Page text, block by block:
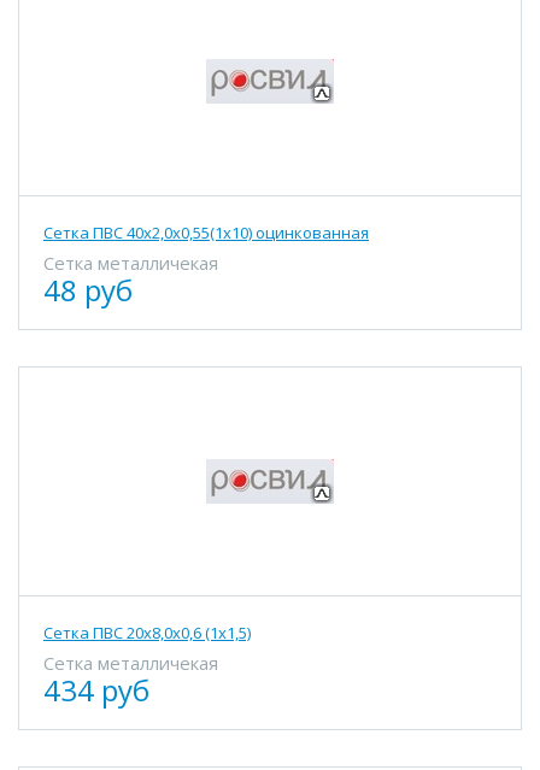
Сетка ПВС 40х2,0х0,55(1х10) оцинкованная
Сетка металличекая
48 руб
Сетка ПВС 20х8,0х0,6 (1х1,5)
Сетка металличекая
434 руб